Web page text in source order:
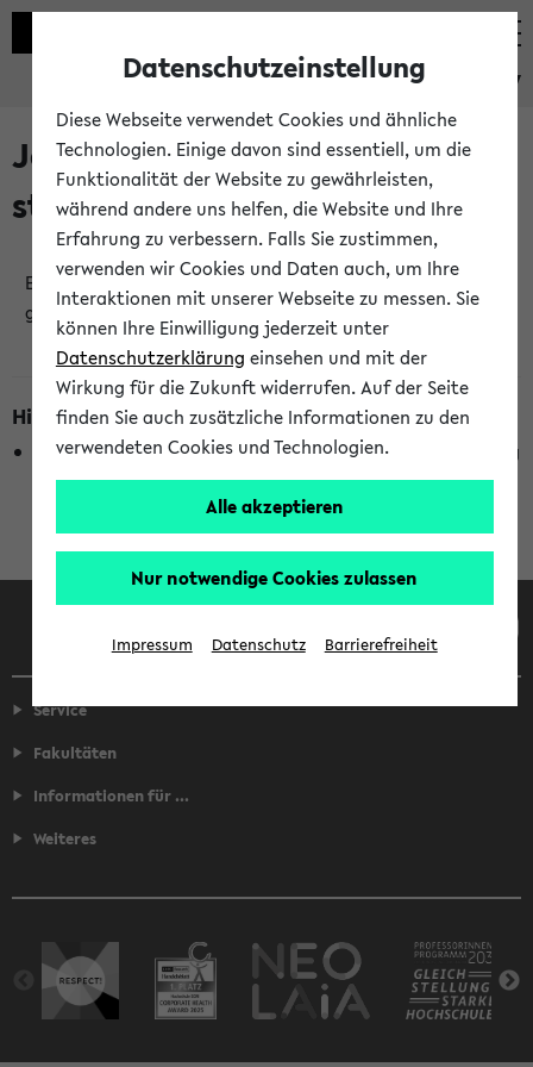
eKVV
Jetzt und in Kürze
stattfindende Veranstaltungen
Es wurden keine jetzt stattfindenden Veranstaltungen
gefunden!
Hinweise zur Liste
Die Anzeige ist semesterübergreifend und nicht abhängig
vom im eKVV gewählten Semester.
Facebook Instagram LinkedIn TikTok
Service
Fakultäten
Informationen für ...
Weiteres
Datenschutzeinstellung
Diese Webseite verwendet Cookies und ähnliche
Technologien. Einige davon sind essentiell, um die
Funktionalität der Website zu gewährleisten,
während andere uns helfen, die Website und Ihre
Erfahrung zu verbessern. Falls Sie zustimmen,
verwenden wir Cookies und Daten auch, um Ihre
Interaktionen mit unserer Webseite zu messen. Sie
können Ihre Einwilligung jederzeit unter
Datenschutzerklärung einsehen und mit der
Wirkung für die Zukunft widerrufen. Auf der Seite
finden Sie auch zusätzliche Informationen zu den
verwendeten Cookies und Technologien.
Alle akzeptieren
Nur notwendige Cookies zulassen
Impressum Datenschutz Barrierefreiheit